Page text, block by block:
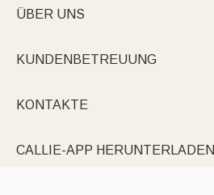
ÜBER UNS
KUNDENBETREUUNG
KONTAKTE
CALLIE-APP HERUNTERLADEN